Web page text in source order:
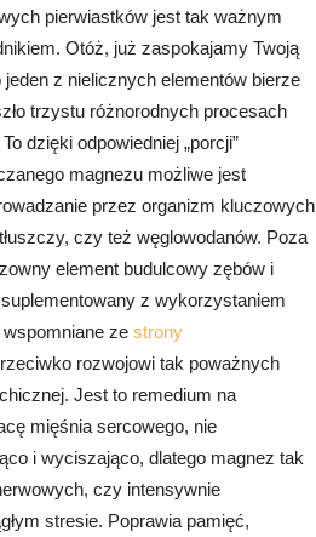
pierwiastków jest tak ważnym
Otóż, już zaspokajamy Twoją
z nielicznych elementów bierze
trzystu różnorodnych procesach
dzięki odpowiedniej „porcji”
magnezu możliwe jest
przez organizm kluczowych
czy też węglowodanów. Poza
element budulcowy zębów i
z wykorzystaniem
ze strony
rozwojowi tak poważnych
Jest to remedium na
mięśnia sercowego, nie
i wyciszająco, dlatego magnez tak
czy intensywnie
stresie. Poprawia pamięć,